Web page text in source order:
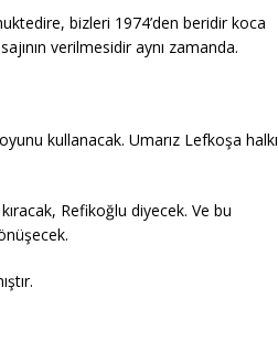
bizleri 1974’den beridir koca
verilmesidir aynı zamanda.
kullanacak. Umarız Lefkoşa halkı
Refikoğlu diyecek. Ve bu